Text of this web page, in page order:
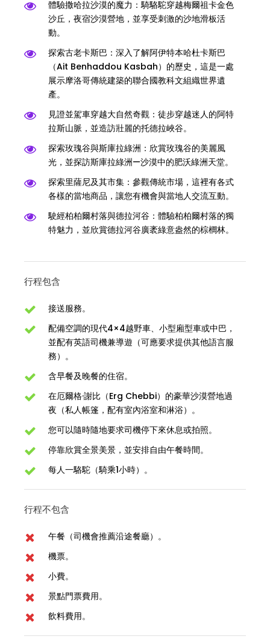
體驗撒哈拉沙漠的魔力：騎駱駝穿越梅爾祖卡金色
沙丘，夜宿沙漠營地，並享受刺激的沙地滑板活
動。
探索古老卡斯巴：深入了解阿伊特本哈杜卡斯巴
（Ait Benhaddou Kasbah）的歷史，這是一處
展示摩洛哥傳統建築的聯合國教科文組織世界遺
產。
見證並駕車穿越大自然奇觀：徒步穿越迷人的阿特
拉斯山脈，並造訪壯麗的托德拉峽谷。
探索玫瑰谷與斯庫拉綠洲：欣賞玫瑰谷的美麗風
光，並探訪斯庫拉綠洲—沙漠中的肥沃綠洲天堂。
探索里薩尼及其市集：參觀傳統市場，這裡有各式
各樣的當地商品，讓您有機會與當地人交流互動。
駛經柏柏爾村落與德拉河谷：體驗柏柏爾村落的獨
特魅力，並欣賞德拉河谷廣袤綠意盎然的棕櫚林。
行程包含
接送服務。
配備空調的現代4×4越野車、小型廂型車或中巴，
並配有英語司機兼導遊（可應要求提供其他語言服
務）。
含早餐及晚餐的住宿。
在厄爾格·謝比（Erg Chebbi）的豪華沙漠營地過
夜（私人帳篷，配有室內浴室和淋浴）。
您可以隨時隨地要求司機停下來休息或拍照。
停靠欣賞全景美景，並安排自由午餐時間。
每人一駱駝（騎乘1小時）。
行程不包含
午餐（司機會推薦沿途餐廳）。
機票。
小費。
景點門票費用。
飲料費用。